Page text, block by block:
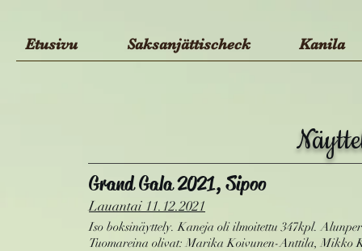
Etusivu Saksanjättischeck Kanila
Grand Gala 2021, Sipoo
Lauantai 11.12.2021
Iso boksinäyttely. Kaneja oli ilmoitettu 347kpl.
Tuomareina olivat: Marika Koivunen-Anttila,